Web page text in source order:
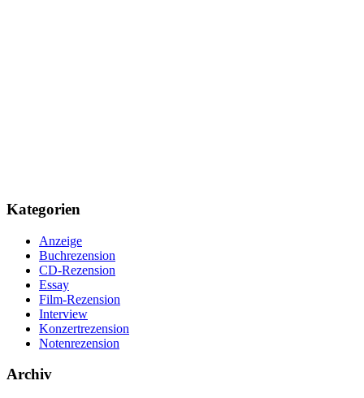
Kategorien
Anzeige
Buchrezension
CD-Rezension
Essay
Film-Rezension
Interview
Konzertrezension
Notenrezension
Archiv